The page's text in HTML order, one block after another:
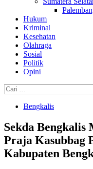
Hukum
Kriminal
Kesehatan
Olahraga
Sosial
Politik
Opini
Cari
untuk:
Bengkalis
Sekda
Praja Kasubbag
Kabupaten